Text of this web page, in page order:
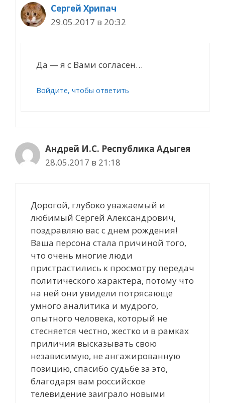
Сергей Хрипач
29.05.2017 в 20:32
Да — я с Вами согласен…
Войдите, чтобы ответить
Андрей И.С. Республика Адыгея
28.05.2017 в 21:18
Дорогой, глубоко уважаемый и
любимый Сергей Александрович,
поздравляю вас с днем рождения!
Ваша персона стала причиной того,
что очень многие люди
пристрастились к просмотру передач
политического характера, потому что
на ней они увидели потрясающе
умного аналитика и мудрого,
опытного человека, который не
стесняется честно, жестко и в рамках
приличия высказывать свою
независимую, не ангажированную
позицию, спасибо судьбе за это,
благодаря вам российское
телевидение заиграло новыми